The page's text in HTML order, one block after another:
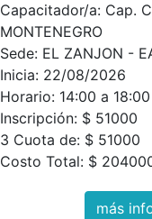
Capacitador/a: Cap.
MONTENEGRO
Sede: EL ZANJON -
Inicia: 22/08/2026
Horario: 14:00 a
Inscripción: $ 51000
3 Cuota de: $ 51000
Costo Total: $
más